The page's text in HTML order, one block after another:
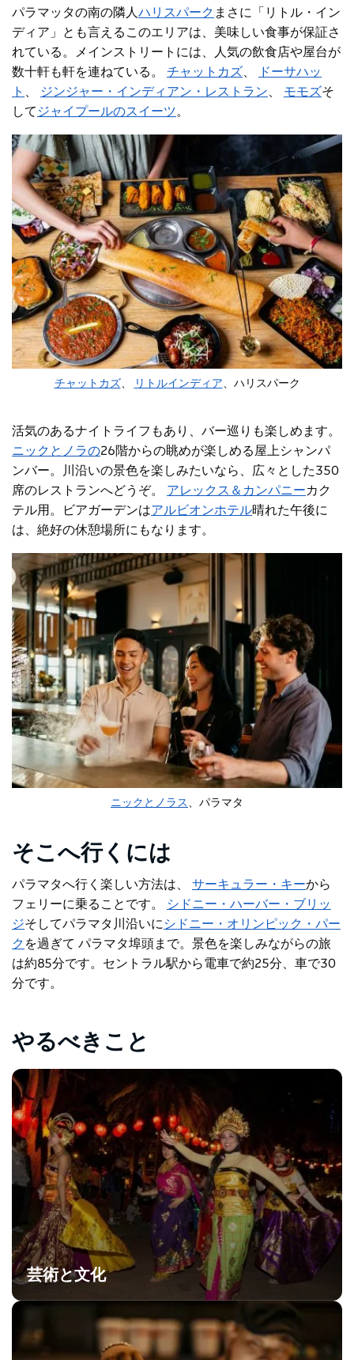
パラマッタの南の隣人 ハリスパーク まさに「リトル・イン
ディア」とも言えるこのエリアは、美味しい食事が保証さ
れている。メインストリートには、人気の飲食店や屋台が
数十軒も軒を連ねている。
チャットカズ
ドーサハッ
ト
ジンジャー・インディアン・レストラン モモズそ
して ジャイプールのスイーツ。
チャットカズ、 リトルインディア、ハリスパーク
活気のあるナイトライフもあり、バー巡りも楽しめます。
ニックとノラの26階からの眺めが楽しめる屋上シャンパ
ンバー。川沿いの景色を楽しみたいなら、広々とした350
席のレストランへどうぞ。
アレックス＆カンパニーカク
テル用。ビアガーデンはアルビオンホテル晴れた午後に
は、絶好の休憩場所にもなります。
ニックとノラス 、パラマタ
そこへ行くには
パラマタへ行く楽しい方法は サーキュラー・キーから
フェリーに乗ることです。
シドニー・ハーバー・ブリッ
ジそしてパラマタ川沿いに シドニー・オリンピック・パー
ク を過ぎて パラマタ埠頭まで。景色を楽しみながらの旅
は約85分です。セントラル駅から電車で約25分、車で30
分です。
やるべきこと
芸術と文化